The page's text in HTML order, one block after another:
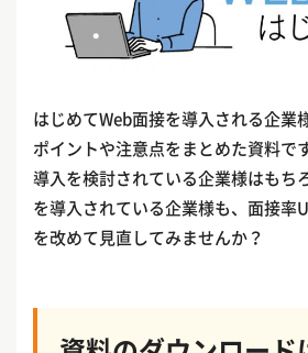
はじめてWeb面接を導入される企業
ポイントや注意点をまとめた資料で
導入を検討されている企業様はもち
を導入されている企業様も、面接率
を改めて見直してみませんか？